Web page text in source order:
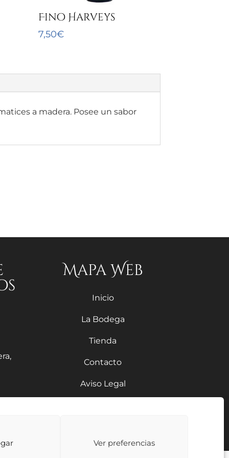
Ver preferencias
Fino Harveys
7,50€
a madera. Posee un sabor
Mapa Web
Inicio
La Bodega
Tienda
Contacto
Aviso Legal